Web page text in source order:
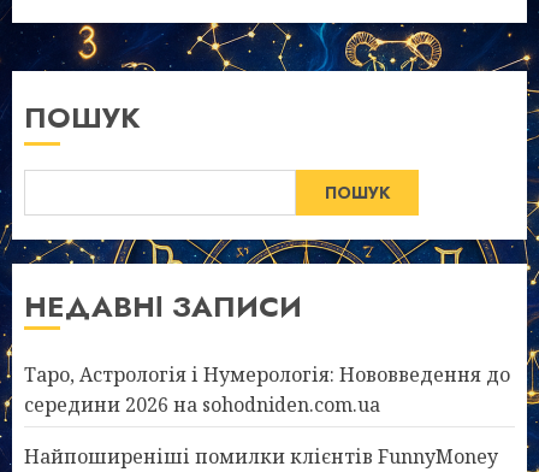
ПОШУК
ПОШУК
НЕДАВНІ ЗАПИСИ
Таро, Астрологія і Нумерологія: Нововведення до
середини 2026 на sohodniden.com.ua
Найпоширеніші помилки клієнтів FunnyMoney